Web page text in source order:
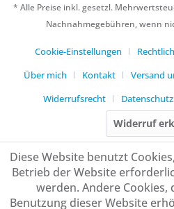
* Alle Preise inkl. gesetzl.
Nachnahmegebühren, wenn
Cookie-Einstellungen
Über mich
Kontakt
Versand
Widerrufsrecht
Datenschutz
Widerruf
Diese Website benutzt
Betrieb der Website
werden. Andere
Benutzung dieser Website